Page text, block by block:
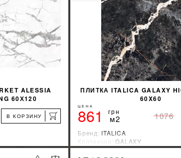
ALESSIA
60Х120
В КОРЗИНУ
ПЛИТКА ITALICA GALAXY
60X60
ЦЕНА
861 грн
м2 1076
Бренд: ITALICA
Коллекция:GALAXY
Страна-производитель:Индия